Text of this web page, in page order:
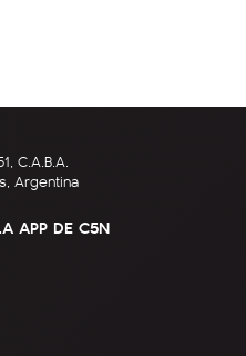
C.A.B.A.
Argentina
APP DE C5N